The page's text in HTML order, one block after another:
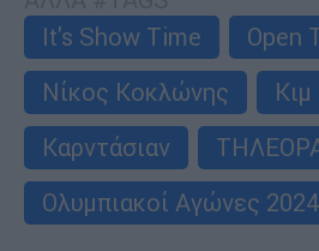
It's Show Time
Open
Νίκος Κοκλώνης
Καρντάσιαν
Ολυμπιακοί Αγώνες 2024